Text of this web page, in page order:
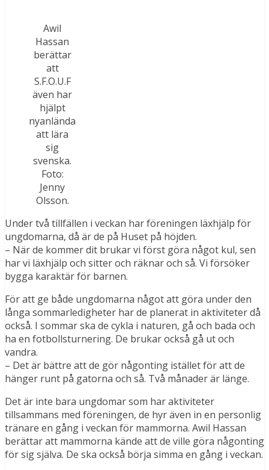
Awil
Hassan
berättar
att
S.F.O.U.F
även har
hjälpt
nyanlända
att lära
sig
svenska.
Foto:
Jenny
Olsson.
Under två tillfällen i veckan har föreningen läxhjälp för
ungdomarna, då är de på Huset på höjden.
– När de kommer dit brukar vi först göra något kul, sen
har vi läxhjälp och sitter och räknar och så. Vi försöker
bygga karaktär för barnen.
För att ge både ungdomarna något att göra under den
långa sommarledigheter har de planerat in aktiviteter då
också. I sommar ska de cykla i naturen, gå och bada och
ha en fotbollsturnering. De brukar också gå ut och
vandra.
– Det är bättre att de gör någonting istället för att de
hänger runt på gatorna och så. Två månader är länge.
Det är inte bara ungdomar som har aktiviteter
tillsammans med föreningen, de hyr även in en personlig
tränare en gång i veckan för mammorna. Awil Hassan
berättar att mammorna kände att de ville göra någonting
för sig själva. De ska också börja simma en gång i veckan.